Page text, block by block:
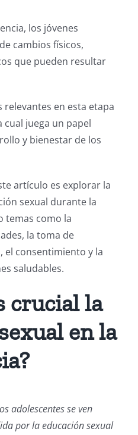
los jóvenes
cambios físicos,
que pueden resultar
relevantes en esta etapa
cual juega un papel
y bienestar de los
artículo es explorar la
sexual durante la
temas como la
la toma de
el consentimiento y la
saludables.
crucial la
en la
adolescentes se ven
por la educación sexual